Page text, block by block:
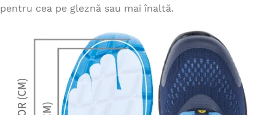
pentru cea pe gleznă sau mai înaltă.